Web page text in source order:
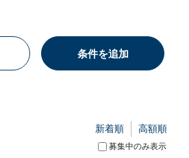
条件を追加
募集中のみ表示
新着順 高額順